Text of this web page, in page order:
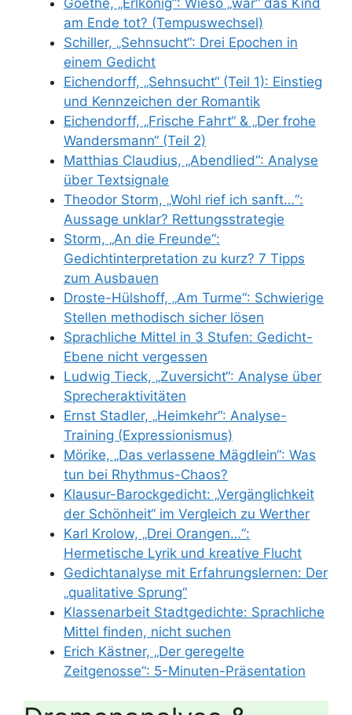
am Ende tot? (Tempuswechsel)
Schiller, „Sehnsucht“: Drei Epochen in
einem Gedicht
Eichendorff, „Sehnsucht“ (Teil 1): Einstieg
und Kennzeichen der Romantik
Eichendorff, „Frische Fahrt“ & „Der frohe
Wandersmann“ (Teil 2)
Matthias Claudius, „Abendlied“: Analyse
über Textsignale
Theodor Storm, „Wohl rief ich sanft…“:
Aussage unklar? Rettungsstrategie
Storm, „An die Freunde“:
Gedichtinterpretation zu kurz? 7 Tipps
zum Ausbauen
Droste-Hülshoff, „Am Turme“: Schwierige
Stellen methodisch sicher lösen
Sprachliche Mittel in 3 Stufen: Gedicht-
Ebene nicht vergessen
Ludwig Tieck, „Zuversicht“: Analyse über
Sprecheraktivitäten
Ernst Stadler, „Heimkehr“: Analyse-
Training (Expressionismus)
Mörike, „Das verlassene Mägdlein“: Was
tun bei Rhythmus-Chaos?
Klausur-Barockgedicht: „Vergänglichkeit
der Schönheit“ im Vergleich zu Werther
Karl Krolow, „Drei Orangen…“:
Hermetische Lyrik und kreative Flucht
Gedichtanalyse mit Erfahrungslernen: Der
„qualitative Sprung“
Klassenarbeit Stadtgedichte: Sprachliche
Mittel finden, nicht suchen
Erich Kästner, „Der geregelte
Zeitgenosse“: 5-Minuten-Präsentation